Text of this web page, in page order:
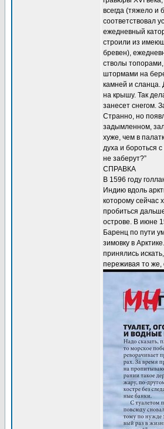
всегда (тяжело и
соответствовал
ежедневный
строили из
бревен),
стволы
штормами на
камней и сланца.
на крышу. Так
занесет снегом.
Странно, но
задымленном,
хуже, чем в
духа и бороться
не заберут?”
СПРАВКА
В 1596 году
Индию вдоль
которому сейчас
пробиться
острове. В июне
Баренц по пути
зимовку в
принялись
переживая то же,